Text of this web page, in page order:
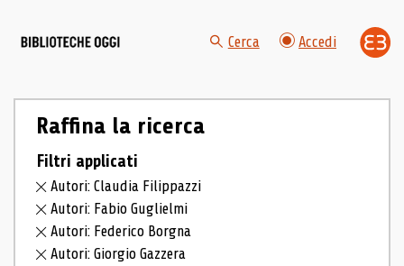
Cerca Accedi
Raffina la ricerca
Filtri applicati
Autori: Claudia Filippazzi
Autori: Fabio Guglielmi
Autori: Federico Borgna
Autori: Giorgio Gazzera